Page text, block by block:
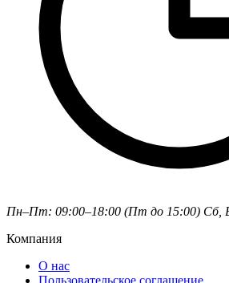
Пн–Пт: 09:00–18:00 (Пт до 15:00) Сб,
Компания
О нас
Пользовательское соглашение